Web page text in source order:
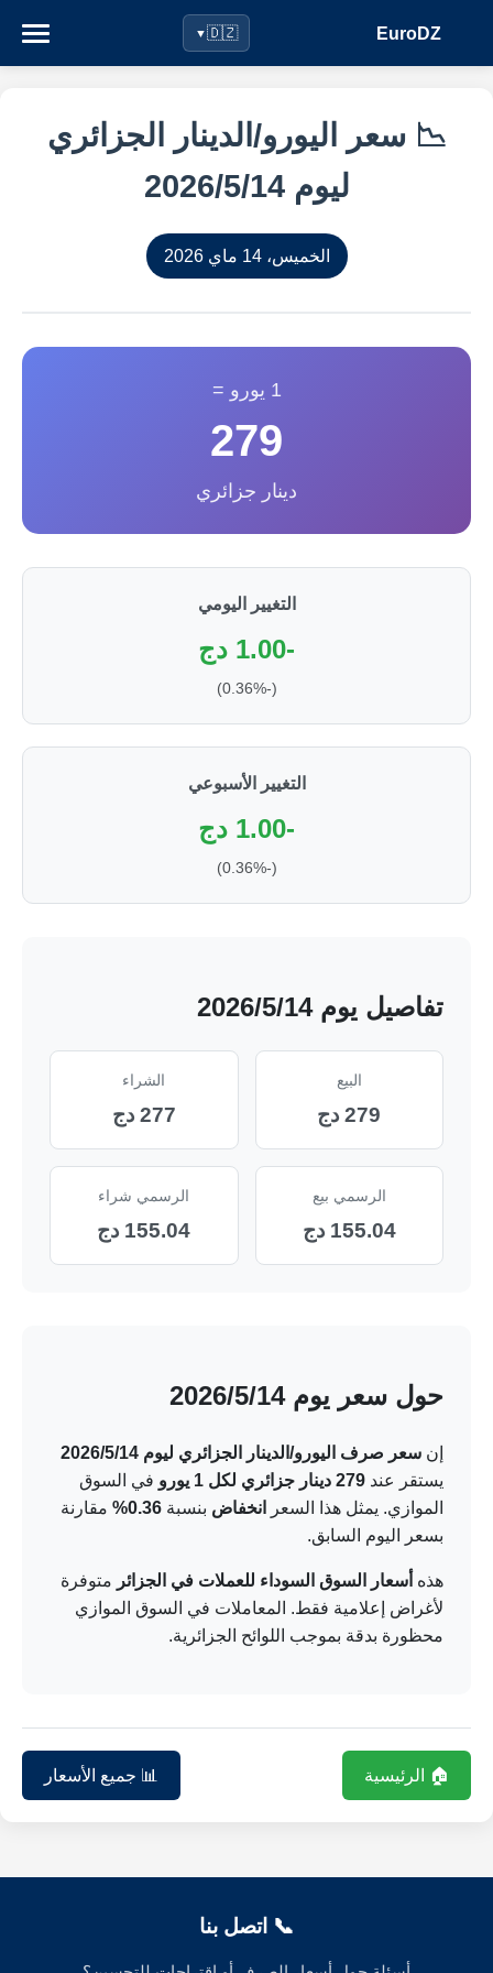
EuroDZ
🇩🇿
▼
📉 سعر اليورو/الدينار الجزائري
ليوم 14‏/5‏/2026
الخميس، 14 ماي 2026
1 يورو =
279
دينار جزائري
التغيير اليومي
-1.00 دج
(-0.36%)
التغيير الأسبوعي
-1.00 دج
(-0.36%)
تفاصيل يوم 14‏/5‏/2026
البيع
279 دج
الشراء
277 دج
الرسمي بيع
155.04 دج
الرسمي شراء
155.04 دج
حول سعر يوم 14‏/5‏/2026
إن سعر صرف اليورو/الدينار الجزائري ليوم 14‏/5‏/2026
يستقر عند 279 دينار جزائري لكل 1 يورو
في السوق
الموازي. يمثل هذا السعر
انخفاض بنسبة 0.36%
مقارنة
بسعر اليوم السابق.
هذه أسعار السوق السوداء للعملات في الجزائر متوفرة
لأغراض إعلامية فقط. المعاملات في السوق الموازي
محظورة بدقة بموجب اللوائح الجزائرية.
🏠 الرئيسية 📊 جميع الأسعار
📞 اتصل بنا